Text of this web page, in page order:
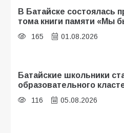
В Батайске состоялась
тома книги памяти «Мы
165 01.08.2026
Батайские школьники
образовательного
116 05.08.2026